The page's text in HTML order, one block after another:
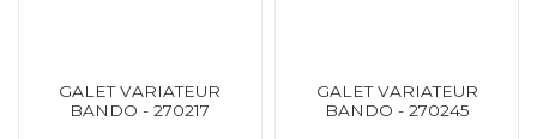
GALET VARIATEUR
BANDO - 270217
GALET VARIATEUR
BANDO - 270245